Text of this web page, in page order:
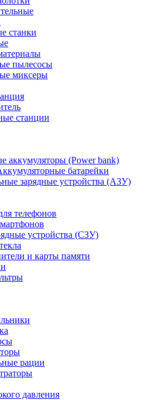
станки
пылесосы
миксеры
станции
аккумуляторы (Power bank)
батарейки
зарядные устройства (АЗУ)
телефонов
устройства (СЗУ)
и карты памяти
рации
давления